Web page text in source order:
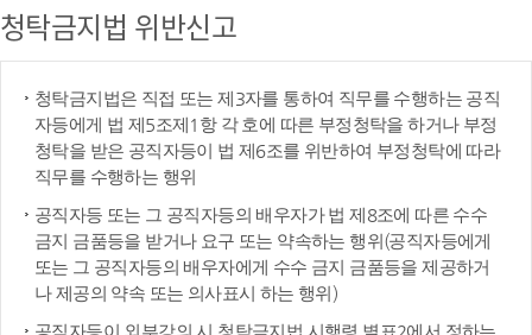
청탁금지법 위반신고
청탁금지법은 직접 또는 제3자를 통하여 직무를 수행하는 공직
자등에게 법 제5조제1항 각 호에 따른 부정청탁을 하거나 부정
청탁을 받은 공직자등이 법 제6조를 위반하여 부정청탁에 따라
직무를 수행하는 행위
공직자등 또는 그 공직자등의 배우자가 법 제8조에 따른 수수
금지 금품등을 받거나 요구 또는 약속하는 행위(공직자등에게
또는 그 공직자등의 배우자에게 수수 금지 금품등을 제공하거
나 제공의 약속 또는 의사표시 하는 행위)